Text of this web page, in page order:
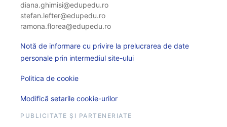
diana.ghimisi@edupedu.ro
stefan.lefter@edupedu.ro
ramona.florea@edupedu.ro
Notă de informare cu privire la prelucrarea de date
personale prin intermediul site-ului
Politica de cookie
Modifică setarile cookie-urilor
PUBLICITATE ȘI PARTENERIATE